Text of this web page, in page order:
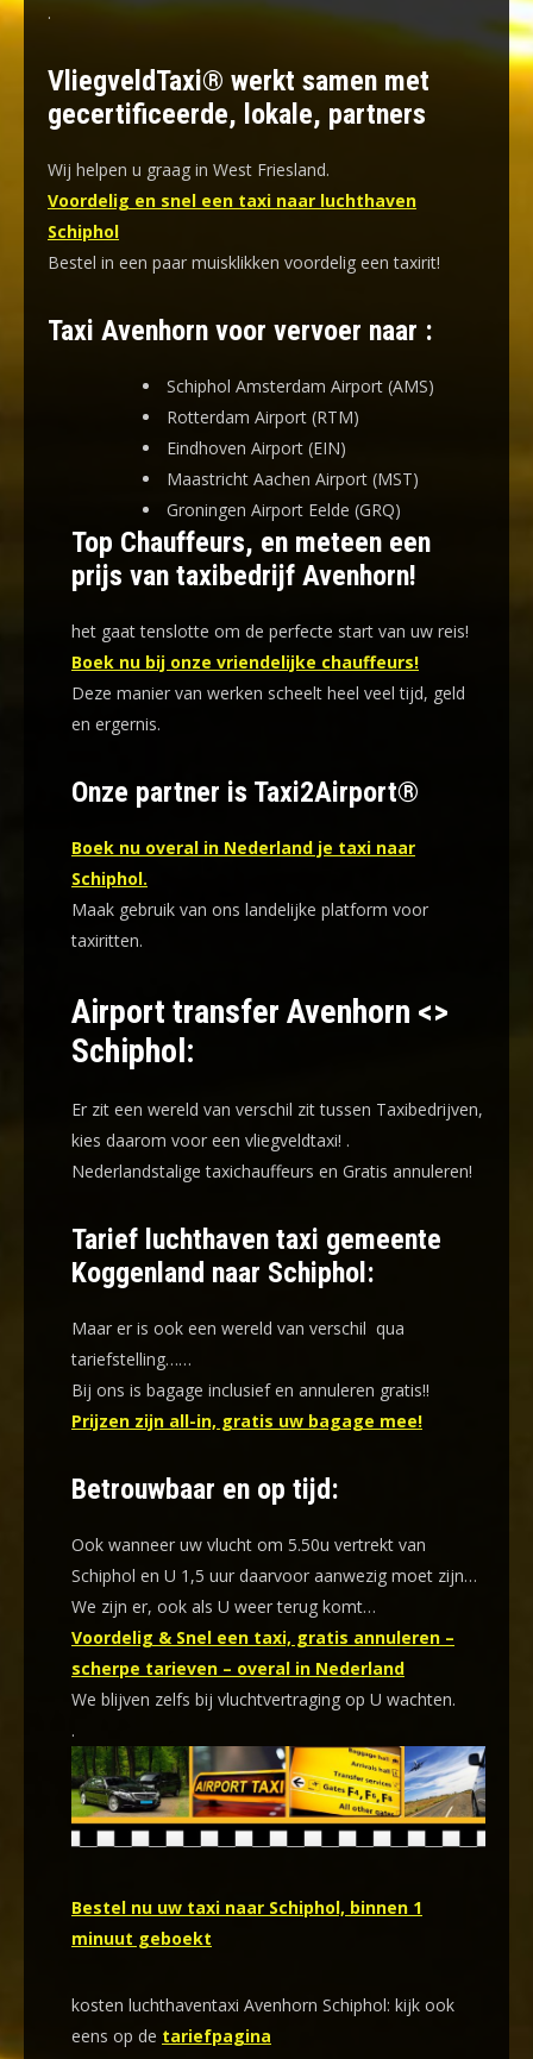
.
VliegveldTaxi® werkt samen met
gecertificeerde, lokale, partners
Wij helpen u graag in West Friesland.
Voordelig en snel een taxi naar luchthaven
Schiphol
Bestel in een paar muisklikken voordelig een taxirit!
Taxi Avenhorn voor vervoer naar :
Schiphol Amsterdam Airport (AMS)
Rotterdam Airport (RTM)
Eindhoven Airport (EIN)
Maastricht Aachen Airport (MST)
Groningen Airport Eelde (GRQ)
Top Chauffeurs, en meteen een
prijs van taxibedrijf Avenhorn!
het gaat tenslotte om de perfecte start van uw reis!
Boek nu bij onze vriendelijke chauffeurs!
Deze manier van werken scheelt heel veel tijd, geld
en ergernis.
Onze partner is Taxi2Airport®
Boek nu overal in Nederland je taxi naar
Schiphol.
Maak gebruik van ons landelijke platform voor
taxiritten.
Airport transfer Avenhorn <>
Schiphol:
Er zit een wereld van verschil zit tussen Taxibedrijven,
kies daarom voor een vliegveldtaxi! .
Nederlandstalige taxichauffeurs en Gratis annuleren!
Tarief luchthaven taxi gemeente
Koggenland naar Schiphol:
Maar er is ook een wereld van verschil qua
tariefstelling……
Bij ons is bagage inclusief en annuleren gratis!!
Prijzen zijn all-in, gratis uw bagage mee!
Betrouwbaar en op tijd:
Ook wanneer uw vlucht om 5.50u vertrekt van
Schiphol en U 1,5 uur daarvoor aanwezig moet zijn…
We zijn er, ook als U weer terug komt…
Voordelig & Snel een taxi, gratis annuleren –
scherpe tarieven – overal in Nederland
We blijven zelfs bij vluchtvertraging op U wachten.
.
Bestel nu uw taxi naar Schiphol, binnen 1
minuut geboekt
kosten luchthaventaxi Avenhorn Schiphol: kijk ook
eens op de tariefpagina